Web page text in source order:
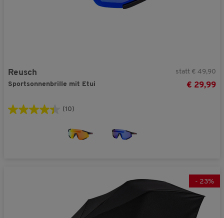
Reusch
Sportsonnenbrille mit Etui
statt € 49,90
€ 29,99
(10)
- 23%